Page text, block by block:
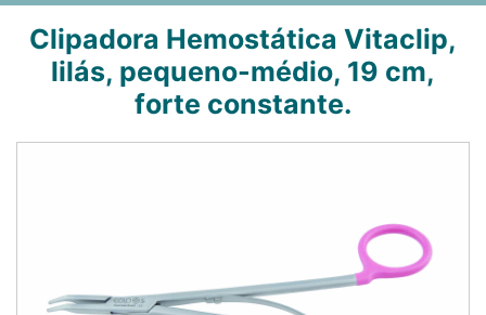
Clipadora Hemostática Vitaclip,
lilás, pequeno-médio, 19 cm,
forte constante.